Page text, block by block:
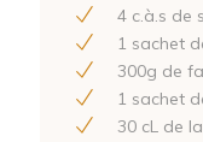
4 c.à.s de
1 sachet
300g de
1 sachet
30 cL de